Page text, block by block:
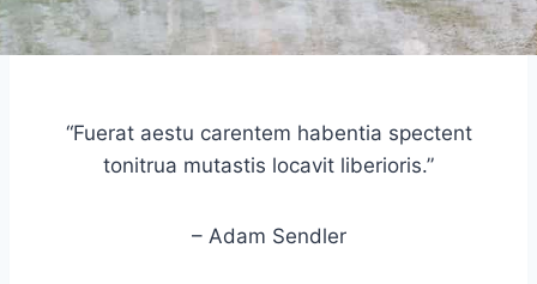
“Fuerat aestu carentem habentia spectent
tonitrua mutastis locavit liberioris.”
– Adam Sendler